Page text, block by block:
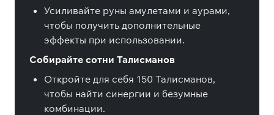
Усиливайте руны амулетами и аурами,
чтобы получить дополнительные
эффекты при использовании.
Собирайте сотни Талисманов
Откройте для себя 150 Талисманов,
чтобы найти синергии и безумные
комбинации.